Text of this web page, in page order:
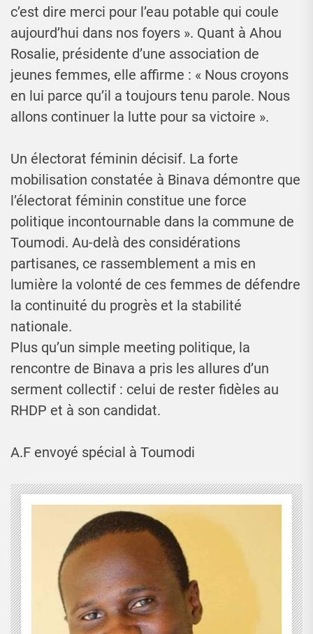
c’est dire merci pour l’eau potable qui coule
aujourd’hui dans nos foyers ». Quant à Ahou
Rosalie, présidente d’une association de
jeunes femmes, elle affirme : « Nous croyons
en lui parce qu’il a toujours tenu parole. Nous
allons continuer la lutte pour sa victoire ».
Un électorat féminin décisif. La forte
mobilisation constatée à Binava démontre que
l’électorat féminin constitue une force
politique incontournable dans la commune de
Toumodi. Au-delà des considérations
partisanes, ce rassemblement a mis en
lumière la volonté de ces femmes de défendre
la continuité du progrès et la stabilité
nationale.
Plus qu’un simple meeting politique, la
rencontre de Binava a pris les allures d’un
serment collectif : celui de rester fidèles au
RHDP et à son candidat.
A.F envoyé spécial à Toumodi